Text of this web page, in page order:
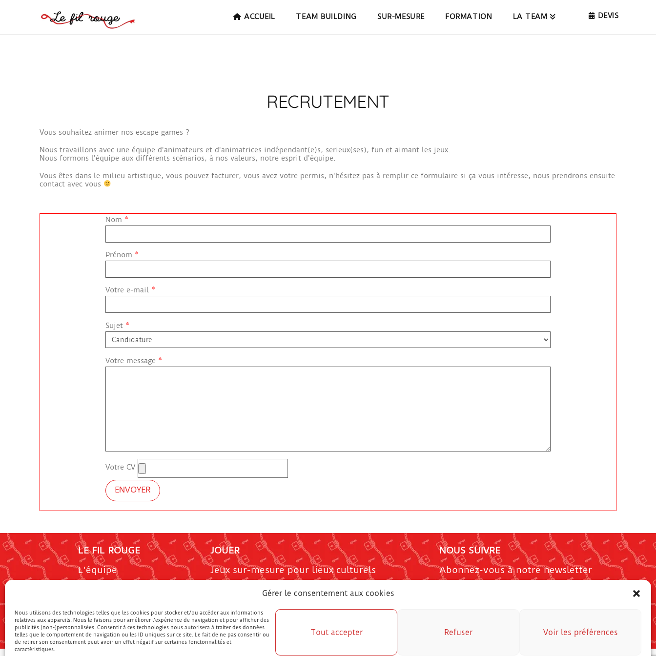
Gérer le consentement aux cookies
Nous utilisons des technologies telles que les cookies pour stocker et/ou accéder aux informations
relatives aux appareils. Nous le faisons pour améliorer l’expérience de navigation et pour afficher des
publicités (non-)personnalisées. Consentir à ces technologies nous autorisera à traiter des données
telles que le comportement de navigation ou les ID uniques sur ce site. Le fait de ne pas consentir ou
de retirer son consentement peut avoir un effet négatif sur certaines fonctonnalités et
caractéristiques.
Tout accepter Refuser Voir les préférences
ACCUEIL TEAM BUILDING SUR-MESURE FORMATION LA TEAM DEVIS
RECRUTEMENT
Vous souhaitez animer nos escape games ?
Nous travaillons avec une équipe d'animateurs et d'animatrices indépendant(e)s, serieux(ses), fun et aimant les jeux.
Nous formons l'équipe aux différents scénarios, à nos valeurs, notre esprit d'équipe.
Vous êtes dans le milieu artistique, vous pouvez facturer, vous avez votre permis, n'hésitez pas à remplir ce formulaire si ça vous intéresse, nous prendrons ensuite
contact avec vous
Nom *
Prénom *
Votre e-mail *
Sujet *
Votre message *
Votre CV
LE FIL ROUGE
L'équipe
JOUER
Jeux sur-mesure pour lieux culturels
Escape Game en ligne pour enfant
Demander un devis
FAQ
NOUS SUIVRE
Abonnez-vous à notre newsletter